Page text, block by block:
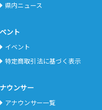
県内ニュース
ント
イベント
特定商取引法に基づく表示
ウンサー
アナウンサー一覧